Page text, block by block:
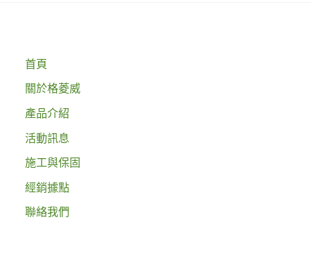
首頁
關於格菱威
產品介紹
活動訊息
施工與保固
經銷據點
聯絡我們